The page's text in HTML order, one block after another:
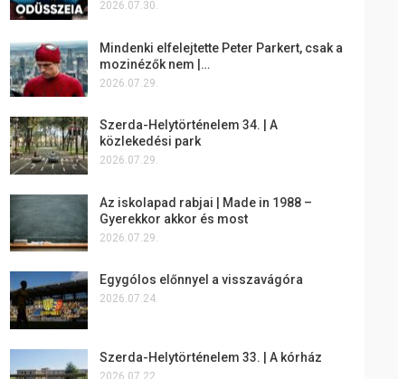
2026.07.30.
Mindenki elfelejtette Peter Parkert, csak a
mozinézők nem |…
2026.07.29.
Szerda-Helytörténelem 34. | A
közlekedési park
2026.07.29.
Az iskolapad rabjai | Made in 1988 –
Gyerekkor akkor és most
2026.07.29.
Egygólos előnnyel a visszavágóra
2026.07.24.
Szerda-Helytörténelem 33. | A kórház
2026.07.22.